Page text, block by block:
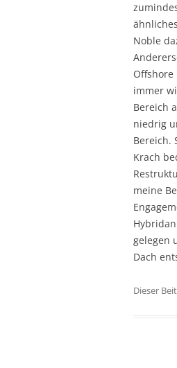
Noble
Offshore
immer
Bereich
niedrig
Bereich.
Krach
meine
gelegen
Dach
Dieser